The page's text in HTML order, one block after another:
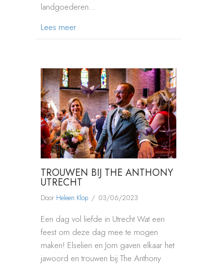
landgoederen…
Lees meerabout 50 mooiste fotolocaties voor
TROUWEN BIJ THE ANTHONY
UTRECHT
Door Heleen Klop / 03/06/2023
Een dag vol liefde in Utrecht Wat een
feest om deze dag mee te mogen
maken! Elselien en Jorn gaven elkaar het
jawoord en trouwen bij The Anthony